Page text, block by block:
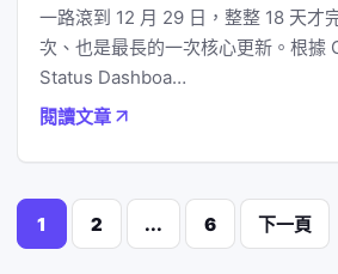
一路滾到 12 月 29 日，整整 18 天才
次、也是最長的一次核心更新。根據
Status Dashboa…
閱讀文章
文1 2 ... 6 下一頁